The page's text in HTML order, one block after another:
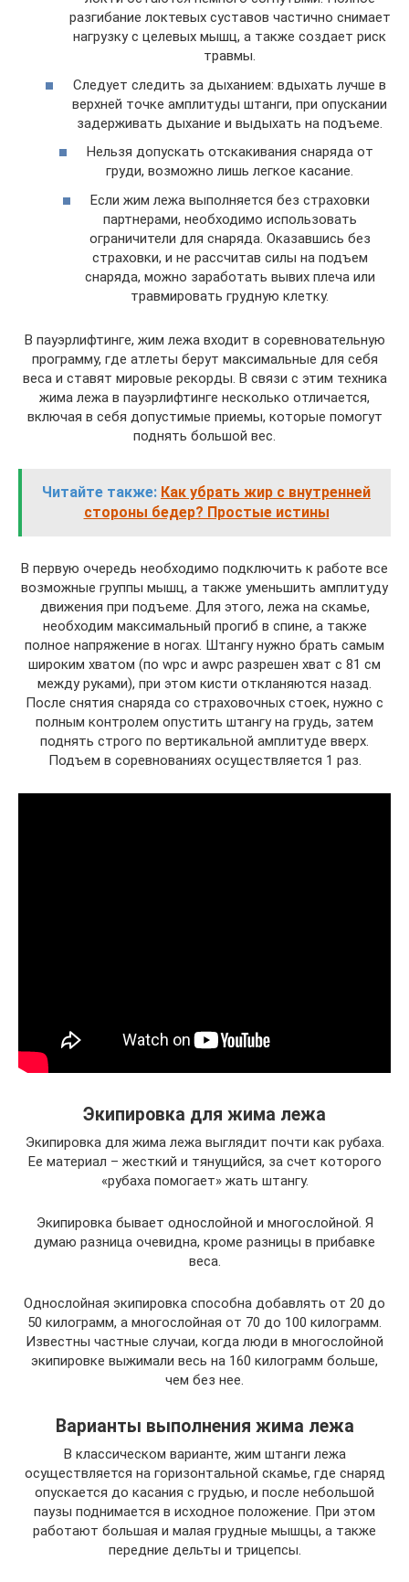
разгибание локтевых суставов частично снимает
нагрузку с целевых мышц, а также создает риск
травмы.
Следует следить за дыханием: вдыхать лучше в
верхней точке амплитуды штанги, при опускании
задерживать дыхание и выдыхать на подъеме.
Нельзя допускать отскакивания снаряда от
груди, возможно лишь легкое касание.
Если жим лежа выполняется без страховки
партнерами, необходимо использовать
ограничители для снаряда. Оказавшись без
страховки, и не рассчитав силы на подъем
снаряда, можно заработать вывих плеча или
травмировать грудную клетку.
В пауэрлифтинге, жим лежа входит в соревновательную
программу, где атлеты берут максимальные для себя
веса и ставят мировые рекорды. В связи с этим техника
жима лежа в пауэрлифтинге несколько отличается,
включая в себя допустимые приемы, которые помогут
поднять большой вес.
Читайте также: Как убрать жир с внутренней
стороны бедер? Простые истины
В первую очередь необходимо подключить к работе все
возможные группы мышц, а также уменьшить амплитуду
движения при подъеме. Для этого, лежа на скамье,
необходим максимальный прогиб в спине, а также
полное напряжение в ногах. Штангу нужно брать самым
широким хватом (по wpc и awpc разрешен хват с 81 см
между руками), при этом кисти откланяются назад.
После снятия снаряда со страховочных стоек, нужно с
полным контролем опустить штангу на грудь, затем
поднять строго по вертикальной амплитуде вверх.
Подъем в соревнованиях осуществляется 1 раз.
Экипировка для жима лежа
Экипировка для жима лежа выглядит почти как рубаха.
Ее материал – жесткий и тянущийся, за счет которого
«рубаха помогает» жать штангу.
Экипировка бывает однослойной и многослойной. Я
думаю разница очевидна, кроме разницы в прибавке
веса.
Однослойная экипировка способна добавлять от 20 до
50 килограмм, а многослойная от 70 до 100 килограмм.
Известны частные случаи, когда люди в многослойной
экипировке выжимали весь на 160 килограмм больше,
чем без нее.
Варианты выполнения жима лежа
В классическом варианте, жим штанги лежа
осуществляется на горизонтальной скамье, где снаряд
опускается до касания с грудью, и после небольшой
паузы поднимается в исходное положение. При этом
работают большая и малая грудные мышцы, а также
передние дельты и трицепсы.